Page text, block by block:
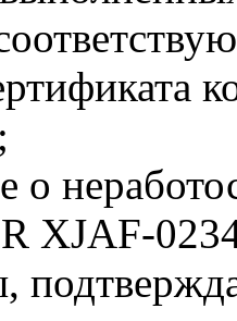
о
XJAF-